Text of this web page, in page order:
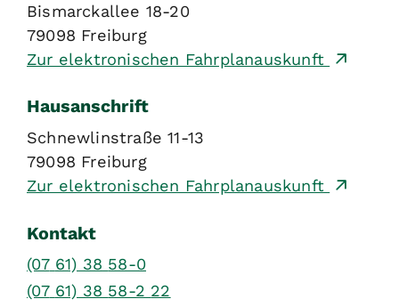
Bismarckallee 18-20
79098 Freiburg
Zur elektronischen Fahrplanauskunft
Hausanschrift
Schnewlinstraße 11-13
79098 Freiburg
Zur elektronischen Fahrplanauskunft
Kontakt
(07 61) 38 58-0
(07 61) 38 58-2 22